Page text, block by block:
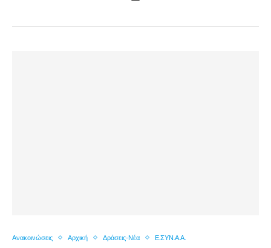
Ανακοινώσεις Αρχική Δράσεις-Νέα Ε.ΣΥΝ.Α.Α.